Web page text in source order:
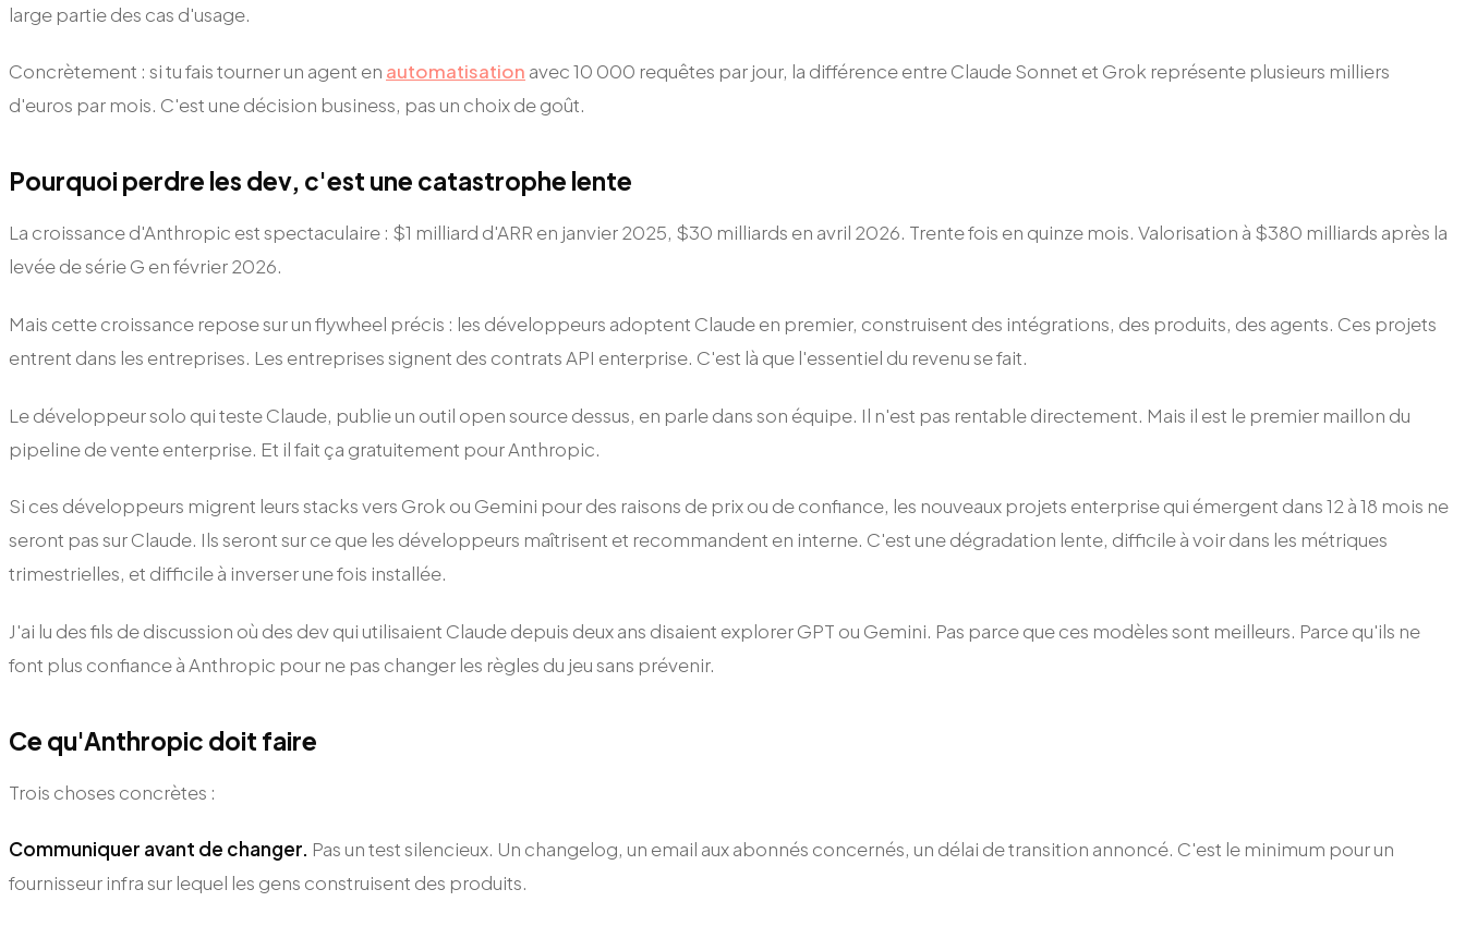
large partie des cas d'usage.
Concrètement : si tu fais tourner un agent en automatisation avec 10 000 requêtes par jour, la différence entre Claude Sonnet et Grok représente plusieurs milliers
d'euros par mois. C'est une décision business, pas un choix de goût.
Pourquoi perdre les dev, c'est une catastrophe lente
La croissance d'Anthropic est spectaculaire : $1 milliard d'ARR en janvier 2025, $30 milliards en avril 2026. Trente fois en quinze mois. Valorisation à $380 milliards après la
levée de série G en février 2026.
Mais cette croissance repose sur un flywheel précis : les développeurs adoptent Claude en premier, construisent des intégrations, des produits, des agents. Ces projets
entrent dans les entreprises. Les entreprises signent des contrats API enterprise. C'est là que l'essentiel du revenu se fait.
Le développeur solo qui teste Claude, publie un outil open source dessus, en parle dans son équipe. Il n'est pas rentable directement. Mais il est le premier maillon du
pipeline de vente enterprise. Et il fait ça gratuitement pour Anthropic.
Si ces développeurs migrent leurs stacks vers Grok ou Gemini pour des raisons de prix ou de confiance, les nouveaux projets enterprise qui émergent dans 12 à 18 mois ne
seront pas sur Claude. Ils seront sur ce que les développeurs maîtrisent et recommandent en interne. C'est une dégradation lente, difficile à voir dans les métriques
trimestrielles, et difficile à inverser une fois installée.
J'ai lu des fils de discussion où des dev qui utilisaient Claude depuis deux ans disaient explorer GPT ou Gemini. Pas parce que ces modèles sont meilleurs. Parce qu'ils ne
font plus confiance à Anthropic pour ne pas changer les règles du jeu sans prévenir.
Ce qu'Anthropic doit faire
Trois choses concrètes :
Communiquer avant de changer. Pas un test silencieux. Un changelog, un email aux abonnés concernés, un délai de transition annoncé. C'est le minimum pour un
fournisseur infra sur lequel les gens construisent des produits.